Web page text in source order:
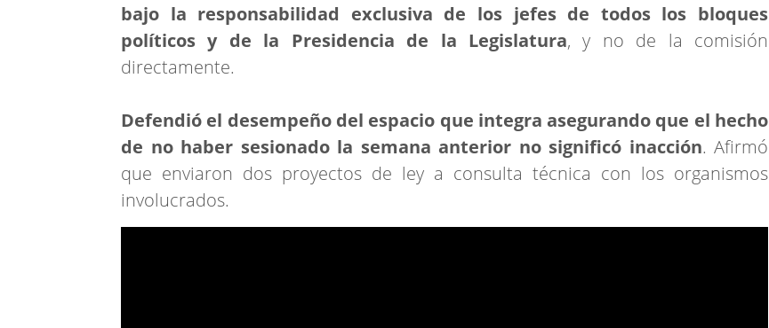
bajo la responsabilidad exclusiva de los jefes de todos los bloques
políticos y de la Presidencia de la Legislatura, y no de la comisión
directamente.
Defendió el desempeño del espacio que integra asegurando que el hecho
de no haber sesionado la semana anterior no significó inacción. Afirmó
que enviaron dos proyectos de ley a consulta técnica con los organismos
involucrados.